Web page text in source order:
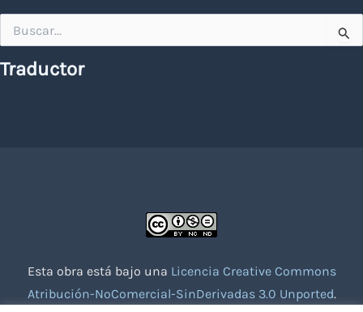
por:
Traductor
Esta obra está bajo una Licencia Creative Commons
Atribución-NoComercial-SinDerivadas 3.0 Unported.